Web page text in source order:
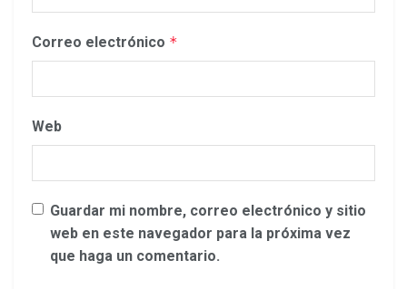
Correo electrónico *
Web
Guardar mi nombre, correo electrónico y sitio
web en este navegador para la próxima vez
que haga un comentario.